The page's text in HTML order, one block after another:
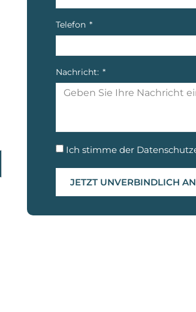
Telefon
Nachricht:
Ich stimme der
JETZT UNVERBINDLICH